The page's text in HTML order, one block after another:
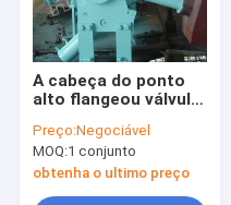
A cabeça do ponto
alto flangeou válvula
Preço:Negociável
MOQ:1 conjunto
obtenha o ultimo preço